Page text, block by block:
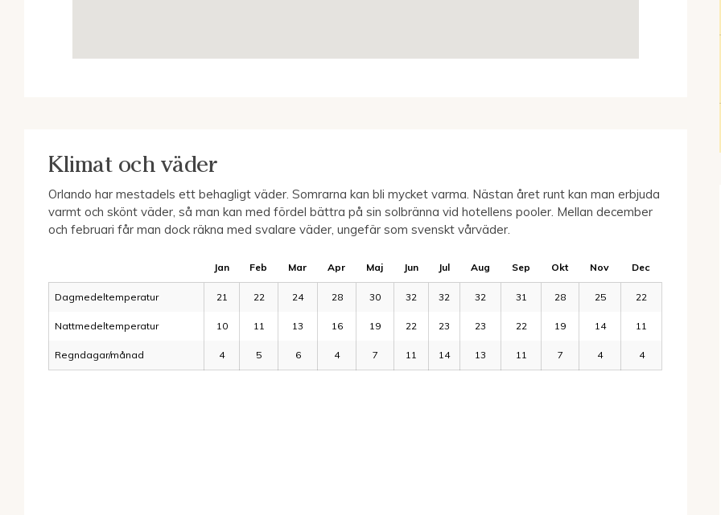
Klimat och väder
Orlando har mestadels ett behagligt väder. Somrarna kan bli mycket varma. Nästan året runt kan man erbjuda
varmt och skönt väder, så man kan med fördel bättra på sin solbränna vid hotellens pooler. Mellan december
och februari får man dock räkna med svalare väder, ungefär som svenskt vårväder.
Jan Feb Mar Apr Maj Jun Jul Aug Sep Okt Nov Dec
Dagmedeltemperatur 21 22 24 28 30 32 32 32 31 28 25 22
Nattmedeltemperatur 10 11 13 16 19 22 23 23 22 19 14 11
Regndagar/månad 4 5 6 4 7 11 14 13 11 7 4 4